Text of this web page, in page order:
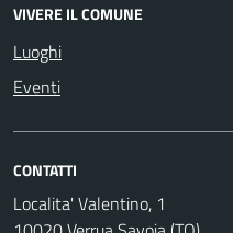
VIVERE IL COMUNE
Luoghi
Eventi
CONTATTI
Localita' Valentino, 1